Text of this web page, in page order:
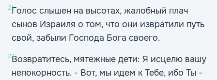
21Голос слышен на высотах, жалобный плач
сынов Израиля о том, что они извратили путь
свой, забыли Господа Бога своего.
22Возвратитесь, мятежные дети: Я исцелю вашу
непокорность. - Вот, мы идем к Тебе, ибо Ты -